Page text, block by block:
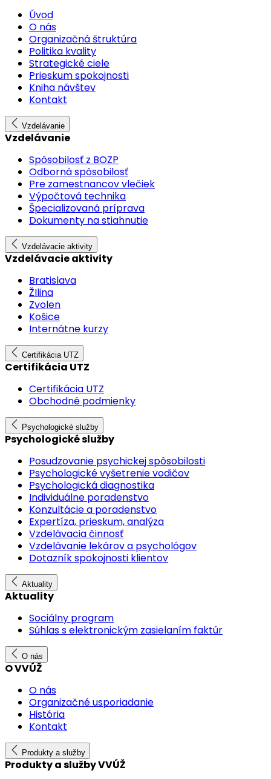
Úvod
O nás
Organizačná štruktúra
Politika kvality
Strategické ciele
Prieskum spokojnosti
Kniha návštev
Kontakt
Vzdelávanie
Vzdelávanie
Spôsobilosť z BOZP
Odborná spôsobilosť
Pre zamestnancov vlečiek
Výpočtová technika
Špecializovaná príprava
Dokumenty na stiahnutie
Vzdelávacie aktivity
Vzdelávacie aktivity
Bratislava
ŽIlina
Zvolen
Košice
Internátne kurzy
Certifikácia UTZ
Certifikácia UTZ
Certifikácia UTZ
Obchodné podmienky
Psychologické služby
Psychologické služby
Posudzovanie psychickej spôsobilosti
Psychologické vyšetrenie vodičov
Psychologická diagnostika
Individuálne poradenstvo
Konzultácie a poradenstvo
Expertíza, prieskum, analýza
Vzdelávacia činnosť
Vzdelávanie lekárov a psychológov
Dotazník spokojnosti klientov
Aktuality
Aktuality
Sociálny program
Súhlas s elektronickým zasielaním faktúr
O nás
O VVÚŽ
O nás
Organizačné usporiadanie
História
Kontakt
Produkty a služby
Produkty a služby VVÚŽ